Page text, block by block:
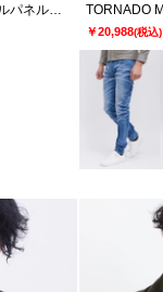
TORNADO MART∴トリプルパネルオンブレチェックプリントシャツ
￥20,988(税込)